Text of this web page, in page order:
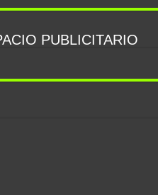
PUBLICITARIO